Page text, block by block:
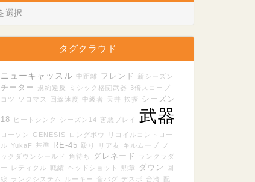
タグクラウド
ニューキャッスル 中距離 フレンド 新シーズン
チーター 規約違反 ミシック格闘武器
3倍スコープ
コツ
ソロマス 回線速度 中級者 天井 挨拶 シーズン
18 ヒートシンク シーズン14 害悪プレイ 武器
ローソン GENESIS ロングボウ
リコイルコントロー
ル YukaF 基準 RE-45 殴り リア友 キルムーブ
ノ
ックダウンシールド
角待ち グレネード
ランクラダ
ー
レティクル 戦績 ヘッドショット 勲章 ダウン
回
線
ランクシステム ルーキー 音バグ デスボ 台湾 配